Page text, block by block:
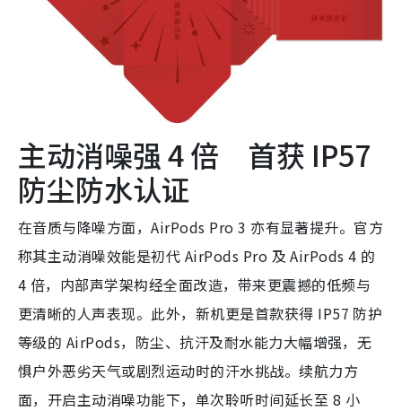
主动消噪强 4 倍 首获 IP57
防尘防水认证
在音质与降噪方面，AirPods Pro 3 亦有显著提升。官方
称其主动消噪效能是初代 AirPods Pro 及 AirPods 4 的
4 倍，内部声学架构经全面改造，带来更震撼的低频与
更清晰的人声表现。此外，新机更是首款获得 IP57 防护
等级的 AirPods，防尘、抗汗及耐水能力大幅增强，无
惧户外恶劣天气或剧烈运动时的汗水挑战。续航力方
面，开启主动消噪功能下，单次聆听时间延长至 8 小